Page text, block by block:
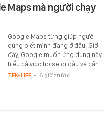
Maps mà người chạy
Google Maps từng giúp người
dùng biết mình đang ở đâu. Giờ
đây, Google muốn ứng dụng này
hiểu cả việc họ sẽ đi đâu và cần…
TEK-LIFE - 6 giờ trước